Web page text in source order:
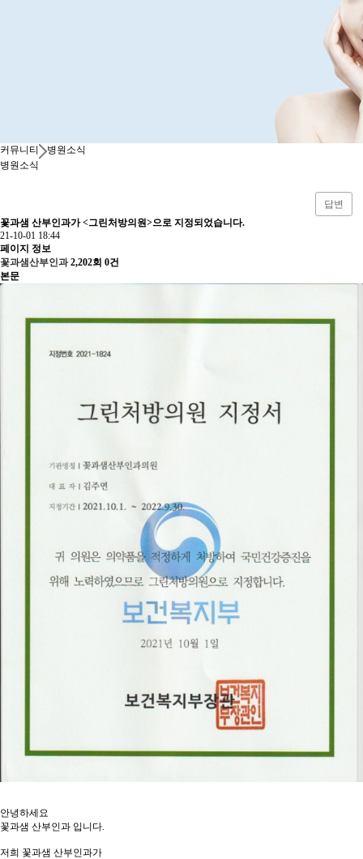
커뮤니티
병원소식
병원소식
답변
꽃과샘 산부인과가 <그린처방의원>으로 지정되었습니다.
21-10-01 18:44
페이지 정보
꽃과샘산부인과 2,202회 0건
본문
안녕하세요
꽃과샘 산부인과 입니다.
저희 꽃과샘 산부인과가